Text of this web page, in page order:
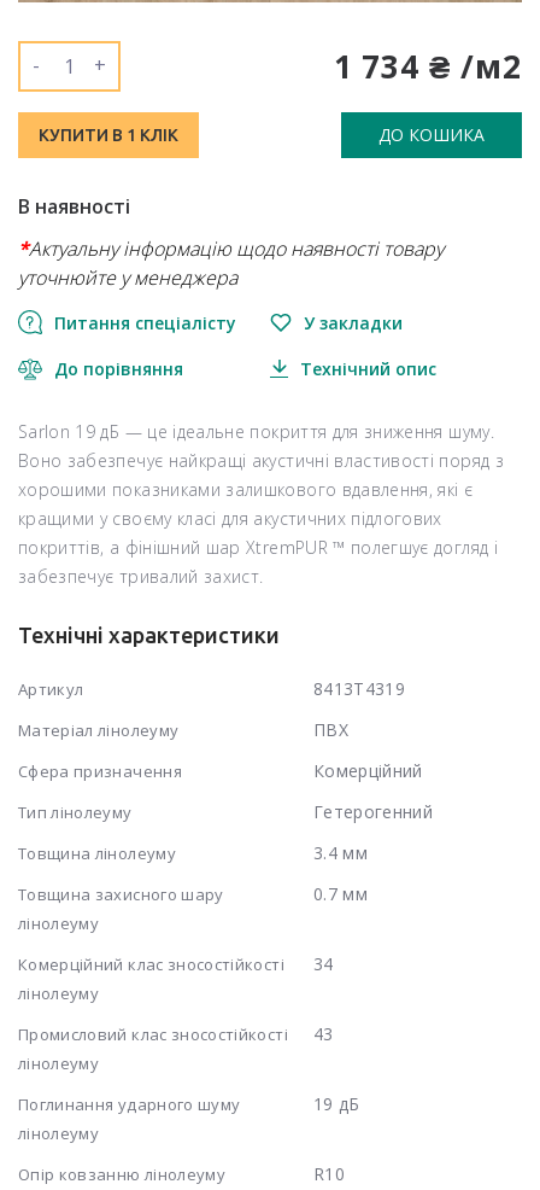
1 734 ₴ /м2
- +
КУПИТИ В 1 КЛІК ДО КОШИКА
В наявності
*Актуальну інформацію щодо наявності товару
уточнюйте у менеджера
Питання спеціалісту У закладки
До порівняння Технічний опис
Sarlon 19 дБ — це ідеальне покриття для зниження шуму.
Воно забезпечує найкращі акустичні властивості поряд з
хорошими показниками залишкового вдавлення, які є
кращими у своєму класі для акустичних підлогових
покриттів, а фінішний шар XtremPUR ™ полегшує догляд і
забезпечує тривалий захист.
Технічні характеристики
Артикул 8413T4319
Матеріал лінолеуму ПВХ
Сфера призначення Комерційний
Тип лінолеуму Гетерогенний
Товщина лінолеуму 3.4 мм
Товщина захисного шару
лінолеуму
0.7 мм
Комерційний клас зносостійкості
лінолеуму
34
Промисловий клас зносостійкості
лінолеуму
43
Поглинання ударного шуму
лінолеуму
19 дБ
Опір ковзанню лінолеуму R10